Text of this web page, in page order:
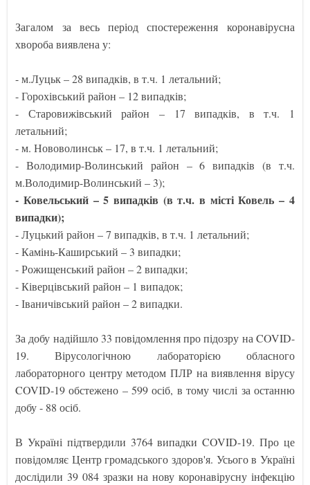
Загалом за весь період спостереження коронавірусна
хвороба виявлена у:
- м.Луцьк – 28 випадків, в т.ч. 1 летальний;
- Горохівський район – 12 випадків;
- Старовижівський район – 17 випадків, в т.ч. 1
летальний;
- м. Нововолинськ – 17, в т.ч. 1 летальний;
- Володимир-Волинський район – 6 випадків (в т.ч.
м.Володимир-Волинський – 3);
- Ковельський – 5 випадків (в т.ч. в місті Ковель – 4
випадки);
- Луцький район – 7 випадків, в т.ч. 1 летальний;
- Камінь-Каширський – 3 випадки;
- Рожищенський район – 2 випадки;
- Ківерцівський район – 1 випадок;
- Іваничівський район – 2 випадки.
За добу надійшло 33 повідомлення про підозру на COVID-
19. Вірусологічною лабораторією обласного
лабораторного центру методом ПЛР на виявлення вірусу
COVID-19 обстежено – 599 осіб, в тому числі за останню
добу - 88 осіб.
В Україні підтвердили 3764 випадки COVID-19. Про це
повідомляє Центр громадського здоров'я. Усього в Україні
дослідили 39 084 зразки на нову коронавірусну інфекцію